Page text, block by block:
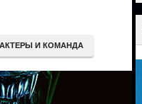
АКТЕРЫ И КОМАНДА